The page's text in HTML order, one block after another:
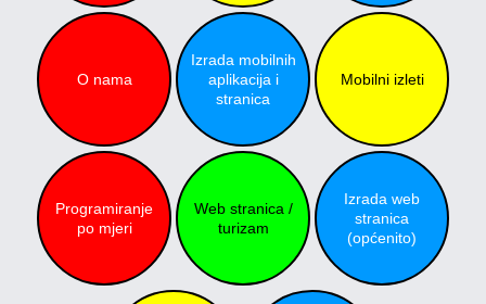
O nama
Izrada mobilnih
aplikacija i
stranica
Mobilni izleti
Programiranje
po mjeri
Web stranica /
turizam
Izrada web
stranica
(općenito)